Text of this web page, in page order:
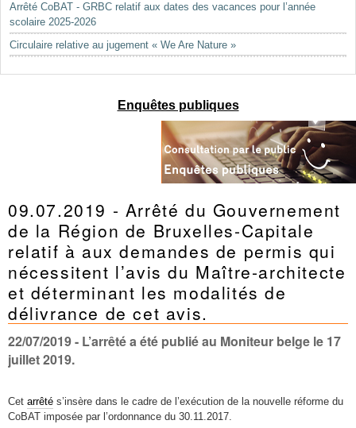
Arrêté CoBAT - GRBC relatif aux dates des vacances pour l’année
scolaire 2025-2026
Circulaire relative au jugement « We Are Nature »
Enquêtes publiques
09.07.2019 - Arrêté du Gouvernement
de la Région de Bruxelles-Capitale
relatif à aux demandes de permis qui
nécessitent l’avis du Maître-architecte
et déterminant les modalités de
délivrance de cet avis.
22/07/2019- L’arrêté a été publié au Moniteur belge le 17
juillet 2019.
Cet arrêté s’insère dans le cadre de l’exécution de la nouvelle réforme du
CoBAT imposée par l’ordonnance du 30.11.2017.